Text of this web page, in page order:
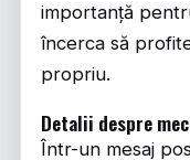
importanță
încerca să
propriu.
Detalii despre
Într-un mesaj